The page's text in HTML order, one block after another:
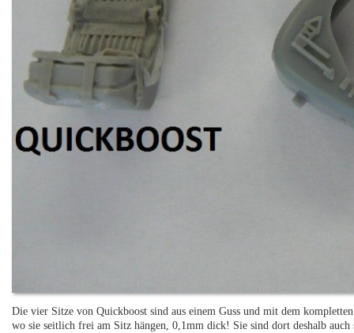
Die vier Sitze von Quickboost sind aus einem Guss und mit dem
wo sie seitlich frei am Sitz hängen, 0,1mm dick! Sie sind dort deshalb auch